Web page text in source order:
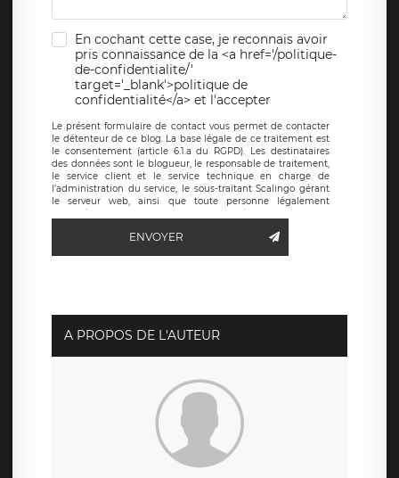
En cochant cette case, je reconnais avoir
pris connaissance de la <a href='/politique-
de-confidentialite/'
target='_blank'>politique de
confidentialité</a> et l'accepter
Le présent formulaire de contact vous permet de contacter
le détenteur de ce blog. La base légale de ce traitement est
le consentement (article 6.1.a du RGPD). Les destinataires
des données sont le blogueur, le responsable de traitement,
le service client et le service technique en charge de
l’administration du service, le sous-traitant Scalingo gérant
le serveur web, ainsi que toute personne légalement
autorisée. Le formulaire de contact à destination du
basé en France et offrant des
clauses de protection
limitation du traitement relatif à vos données à caractère
données. Vous pouvez exercer ces droits auprès du délégué
de traitement est la société LÉGAVOX, sis 9 rue Léopold
Sédar Senghor, joignable à l’adresse mail :
responsabledetraitement@legavox.fr. Vous avez également
le droit d’introduire une réclamation auprès d’une autorité
ENVOYER
A PROPOS DE L'AUTEUR